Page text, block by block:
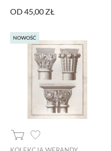
OD 45,00 ZŁ
NOWOŚĆ